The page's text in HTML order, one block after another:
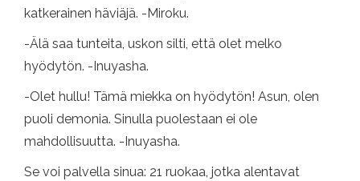
katkerainen häviäjä. -Miroku.
-Älä saa tunteita, uskon silti, että olet melko
hyödytön. -Inuyasha.
-Olet hullu! Tämä miekka on hyödytön! Asun, olen
puoli demonia. Sinulla puolestaan ​​ei ole
mahdollisuutta. -Inuyasha.
Se voi palvella sinua: 21 ruokaa, jotka alentavat